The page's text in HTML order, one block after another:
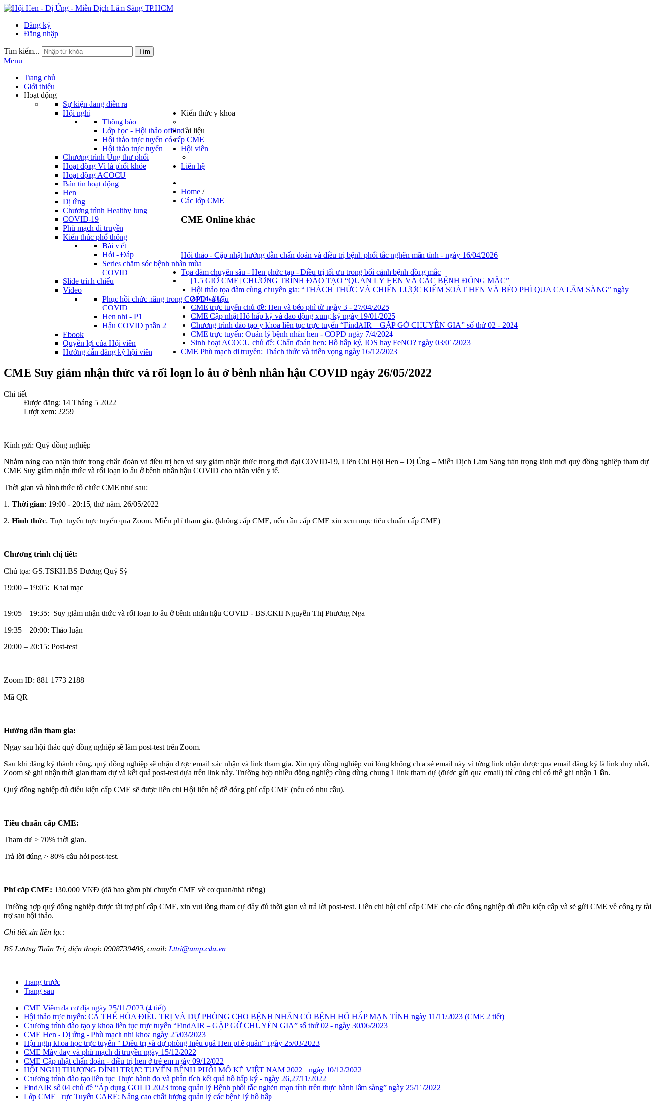
Đăng ký
Đăng nhập
Tìm kiếm... Tìm
Menu
Trang chủ
Giới thiệu
Hoạt động
Sự kiện đang diễn ra
Hội nghị
Thông báo
Lớp học - Hội thảo offline
Hội thảo trực tuyến có cấp CME
Hội thảo trực tuyến
Chương trình Ung thư phổi
Hoạt động Vì lá phổi khỏe
Hoạt động ACOCU
Bản tin hoạt động
Kiến thức y khoa
Hen
Dị ứng
Chương trình Healthy lung
COVID-19
Phù mạch di truyền
Kiến thức phổ thông
Bài viết
Hỏi - Đáp
Series chăm sóc bệnh nhân mùa
COVID
Tài liệu
Slide trình chiếu
Video
Phục hồi chức năng trong COPD và hậu
COVID
Hen nhi - P1
Hậu COVID phần 2
Ebook
Hội viên
Quyền lợi của Hội viên
Hướng dẫn đăng ký hội viên
Liên hệ
Home /
Các lớp CME
CME Suy giảm nhận thức và rối loạn lo âu ở bênh nhân hậu COVID ngày 26/05/2022
Chi tiết
Được đăng: 14 Tháng 5 2022
Lượt xem: 2259
Kính gửi: Quý đồng nghiệp
Nhằm nâng cao nhận thức trong chẩn đoán và điều trị hen và suy giảm nhận thức trong thời đại COVID-19, Liên Chi Hội Hen – Dị Ứng – Miễn Dịch Lâm Sàng trân trọng kính mời quý đồng nghiệp tham dự
CME Suy giảm nhận thức và rối loạn lo âu ở bênh nhân hậu COVID cho nhân viên y tế.
Thời gian và hình thức tổ chức CME như sau:
1. Thời gian: 19:00 - 20:15, thứ năm, 26/05/2022
2. Hình thức: Trực tuyến trực tuyến qua Zoom. Miễn phí tham gia. (không cấp CME, nếu cần cấp CME xin xem mục tiêu chuẩn cấp CME)
Chương trình chị tiết:
Chủ tọa: GS.TSKH.BS Dương Quý Sỹ
19:00 – 19:05: Khai mạc
19:05 – 19:35: Suy giảm nhận thức và rối loạn lo âu ở bênh nhân hậu COVID - BS.CKII Nguyễn Thị Phương Nga
19:35 – 20:00: Thảo luận
20:00 – 20:15: Post-test
Zoom ID: 881 1773 2188
Mã QR
Hướng dẫn tham gia:
Ngay sau hội thảo quý đồng nghiệp sẽ làm post-test trên Zoom.
Sau khi đăng ký thành công, quý đồng nghiệp sẽ nhận được email xác nhận và link tham gia. Xin quý đồng nghiệp vui lòng không chia sẻ email này vì từng link nhận được qua email đăng ký là link duy nhất,
Zoom sẽ ghi nhận thời gian tham dự và kết quả post-test dựa trên link này. Trường hợp nhiều đồng nghiệp cùng dùng chung 1 link tham dự (được gửi qua email) thì cũng chỉ có thể ghi nhận 1 lần.
Quý đồng nghiệp đủ điều kiện cấp CME sẽ được liên chi Hội liên hệ để đóng phí cấp CME (nếu có nhu cầu).
Tiêu chuẩn cấp CME:
Tham dự > 70% thời gian.
Trả lời đúng > 80% câu hỏi post-test.
Phí cấp CME: 130.000 VNĐ (đã bao gồm phí chuyển CME về cơ quan/nhà riêng)
Trường hợp quý đồng nghiệp được tài trợ phí cấp CME, xin vui lòng tham dự đầy đủ thời gian và trả lời post-test. Liên chi hội chỉ cấp CME cho các đồng nghiệp đủ điều kiện cấp và sẽ gửi CME về công ty tài
trợ sau hội thảo.
Chi tiết xin liên lạc:
BS Lương Tuấn Trí, điện thoại: 0908739486, email: Lttri@ump.edu.vn
Trang trước
Trang sau
CME Online khác
Hôi thảo - Cập nhật hướng dẫn chẩn đoán và điều trị bệnh phổi tắc nghẽn mãn tính - ngày 16/04/2026
Tọa đàm chuyên sâu - Hen phức tạp - Điều trị tối ưu trong bối cảnh bệnh đồng mắc
[1.5 GIỜ CME] CHƯƠNG TRÌNH ĐÀO TẠO “QUẢN LÝ HEN VÀ CÁC BỆNH ĐỒNG MẮC”
Hội thảo tọa đàm cùng chuyên gia: “THÁCH THỨC VÀ CHIẾN LƯỢC KIỂM SOÁT HEN VÀ BÉO PHÌ QUA CA LÂM SÀNG” ngày
24/04/2025
CME trực tuyến chủ đề: Hen và béo phì từ ngày 3 - 27/04/2025
CME Cập nhật Hô hấp ký và dao động xung ký ngày 19/01/2025
Chương trình đào tạo y khoa liên tục trực tuyến “FindAIR – GẶP GỠ CHUYÊN GIA” số thứ 02 - 2024
CME trực tuyến: Quản lý bệnh nhân hen - COPD ngày 7/4/2024
Sinh hoạt ACOCU chủ đề: Chẩn đoán hen: Hô hấp ký, IOS hay FeNO? ngày 03/01/2023
CME Phù mạch di truyền: Thách thức và triển vọng ngày 16/12/2023
CME Viêm da cơ địa ngày 25/11/2023 (4 tiết)
Hội thảo trực tuyến: CÁ THỂ HÓA ĐIỀU TRỊ VÀ DỰ PHÒNG CHO BỆNH NHÂN CÓ BỆNH HÔ HẤP MẠN TÍNH ngày 11/11/2023 (CME 2 tiết)
Chương trình đào tạo y khoa liên tục trực tuyến “FindAIR – GẶP GỠ CHUYÊN GIA” số thứ 02 - ngày 30/06/2023
CME Hen - Dị ứng - Phù mạch nhi khoa ngày 25/03/2023
Hội nghị khoa học trực tuyến " Điều trị và dự phòng hiệu quả Hen phế quản" ngày 25/03/2023
CME Mày đay và phù mạch di truyền ngày 15/12/2022
CME Cập nhật chẩn đoán - điều trị hen ở trẻ em ngày 09/12/022
HỘI NGHỊ THƯỢNG ĐỈNH TRỰC TUYẾN BỆNH PHỔI MÔ KẼ VIỆT NAM 2022 - ngày 10/12/2022
Chương trình đào tạo liên tục Thực hành đo và phân tích kết quả hô hấp ký - ngày 26,27/11/2022
FindAIR số 04 chủ đề “Áp dụng GOLD 2023 trong quản lý Bệnh phổi tắc nghẽn mạn tính trên thực hành lâm sàng” ngày 25/11/2022
Lớp CME Trực Tuyến CARE: Nâng cao chất lượng quản lý các bệnh lý hô hấp